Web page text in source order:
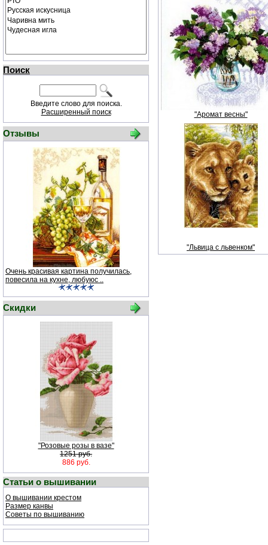
Поиск
Введите слово для поиска.
Расширенный поиск
Отзывы
Очень красивая картина получилась,
повесила на кухне, любуюс ..
Скидки
"Розовые розы в вазе"
1251 руб.
886 руб.
Статьи о вышивании
О вышивании крестом
Размер канвы
Советы по вышиванию
"Аромат весны"
"Львица с львенком"